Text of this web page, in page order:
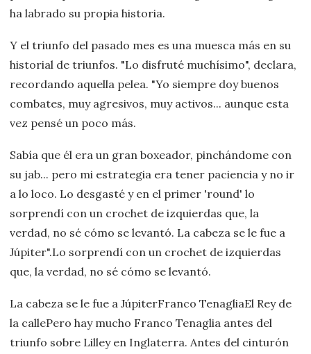
ha labrado su propia historia.
Y el triunfo del pasado mes es una muesca más en su
historial de triunfos. "Lo disfruté muchísimo", declara,
recordando aquella pelea. "Yo siempre doy buenos
combates, muy agresivos, muy activos... aunque esta
vez pensé un poco más.
Sabía que él era un gran boxeador, pinchándome con
su jab... pero mi estrategia era tener paciencia y no ir
a lo loco. Lo desgasté y en el primer 'round' lo
sorprendí con un crochet de izquierdas que, la
verdad, no sé cómo se levantó. La cabeza se le fue a
Júpiter".Lo sorprendí con un crochet de izquierdas
que, la verdad, no sé cómo se levantó.
La cabeza se le fue a JúpiterFranco TenagliaEl Rey de
la callePero hay mucho Franco Tenaglia antes del
triunfo sobre Lilley en Inglaterra. Antes del cinturón